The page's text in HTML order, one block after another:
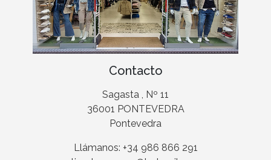
Contacto
Sagasta , Nº 11
36001 PONTEVEDRA
Pontevedra
Llámanos: +34 986 866 291